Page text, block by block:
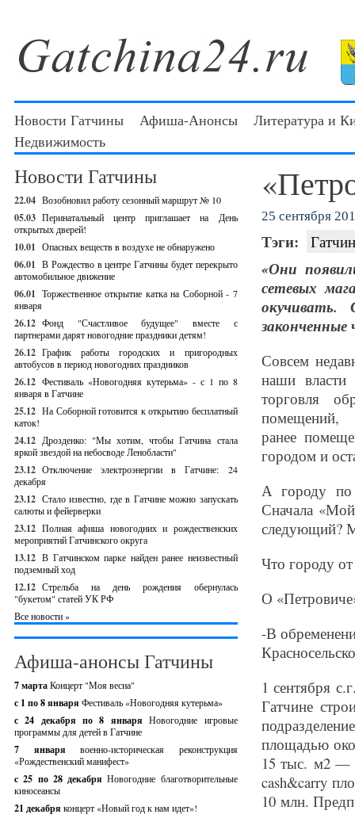
Новости Гатчины Афиша-Анонсы
Литература и
Недвижимость
Новости Гатчины
22.04 Возобновил работу сезонный маршрут № 10
05.03 Перинатальный центр приглашает на День
открытых дверей!
10.01 Опасных веществ в воздухе не обнаружено
06.01 В Рождество в центре Гатчины будет перекрыто
автомобильное движение
06.01 Торжественное открытие катка на Соборной - 7
января
26.12 Фонд "Счастливое будущее" вместе с
партнерами дарят новогодние праздники детям!
26.12 График работы городских и пригородных
автобусов в период новогодних праздников
26.12 Фестиваль «Новогодняя кутерьма» - с 1 по 8
января в Гатчине
25.12 На Соборной готовится к открытию бесплатный
каток!
24.12 Дрозденко: "Мы хотим, чтобы Гатчина стала
яркой звездой на небосводе Ленобласти"
23.12 Отключение электроэнергии в Гатчине: 24
декабря
23.12 Стало известно, где в Гатчине можно запускать
салюты и фейерверки
23.12 Полная афиша новогодних и рождественских
мероприятий Гатчинского округа
13.12 В Гатчинском парке найден ранее неизвестный
подземный ход
12.12 Стрельба на день рождения обернулась
"букетом" статей УК РФ
Все новости »
Афиша-анонсы Гатчины
7 мартаКонцерт "Моя весна"
с 1 по 8 января Фестиваль «Новогодняя кутерьма»
с 24 декабря по 8 январяНовогодние игровые
программы для детей в Гатчине
7 январявоенно-историческая реконструкция
«Рождественский манифест»
c 25 по 28 декабряНовогодние благотворительные
киносеансы
21 декабря концерт «Новый год к нам идет»!
25 сентября
Тэги:
«Они
сетевых
окучивать.
Совсем
наши
торговля
ранее
городом и
А городу по
Сначала
следующий?
Что городу
О
-В
1 сентября
Гатчине
площадью
15 тыс. м2 —
cash&carry
10 млн.